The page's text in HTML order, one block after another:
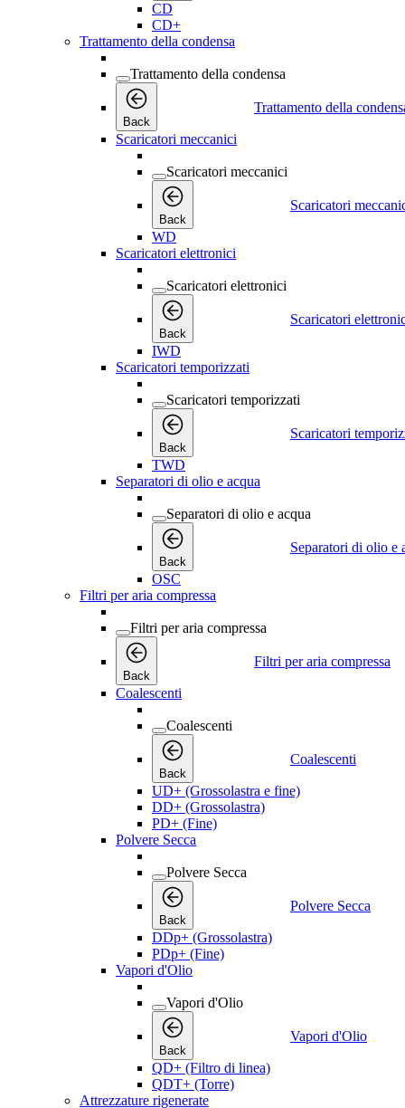
CD
CD+
Trattamento della condensa
Trattamento della condensa
Back
Trattamento della
Scaricatori meccanici
Scaricatori meccanici
Back
Scaricatori
WD
Scaricatori elettronici
Scaricatori elettronici
Back
Scaricatori
IWD
Scaricatori temporizzati
Scaricatori temporizzati
Back
Scaricatori
TWD
Separatori di olio e acqua
Separatori di olio e acqua
Back
Separatori di olio e
OSC
Filtri per aria compressa
Filtri per aria compressa
Back
Filtri per aria compressa
Coalescenti
Coalescenti
Back
Coalescenti
UD+ (Grossolastra e fine)
DD+ (Grossolastra)
PD+ (Fine)
Polvere Secca
Polvere Secca
Back
Polvere Secca
DDp+ (Grossolastra)
PDp+ (Fine)
Vapori d'Olio
Vapori d'Olio
Back
Vapori d'Olio
QD+ (Filtro di linea)
QDT+ (Torre)
Attrezzature rigenerate